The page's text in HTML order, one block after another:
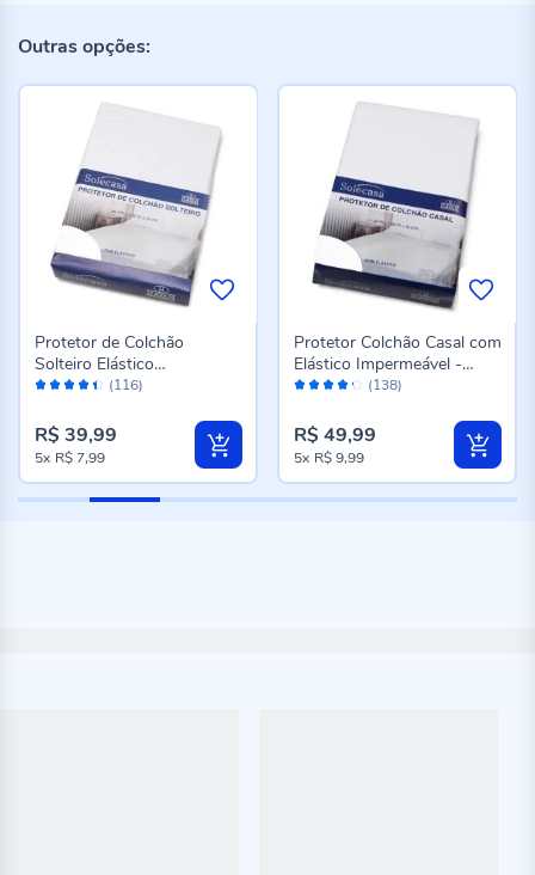
Outras opções:
Avaliação: (116)
Protetor de Colchão
Solteiro Elástico
Impermeável - Branco
R$ 39,99
5x R$ 7,99
Avaliação: (138)
Protetor Colchão Casal com
Elástico Impermeável -
Branco
R$ 49,99
5x R$ 9,99